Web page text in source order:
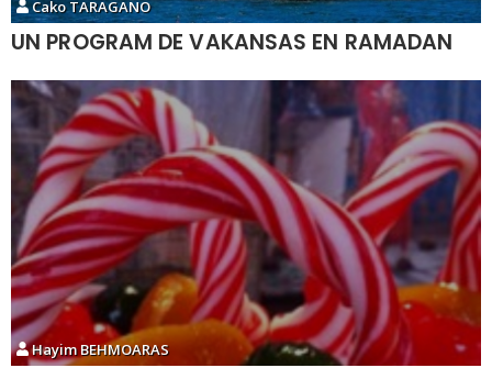
Cako TARAGANO
UN PROGRAM DE VAKANSAS EN RAMADAN
Hayim BEHMOARAS